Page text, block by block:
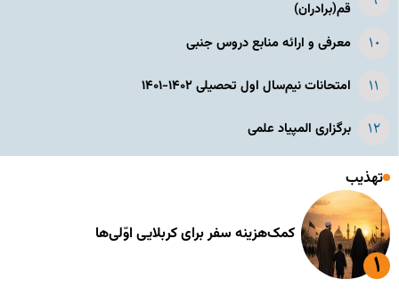
قم(برادران)
معرفی و ارائه منابع دروس جنبی
امتحانات نیم‌سال اول تحصیلی ۱۴۰۲-۱۴۰۱
برگزاری المپیاد علمی
تهذیب
کمک‌هزینه سفر برای کربلایی اوّلی‌ها